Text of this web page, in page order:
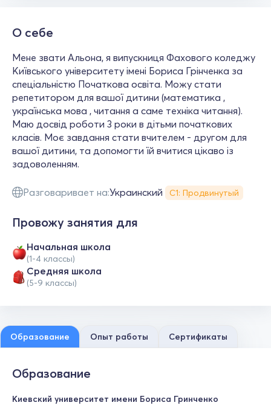
О себе
Мене звати Альона, я випускниця Фахового коледжу
Київського університету імені Бориса Грінченка за
спеціальністю Початкова освіта. Можу стати
репетитором для вашої дитини (математика ,
українська мова , читання а саме техніка читання).
Маю досвід роботи 3 роки в дітьми початкових
класів. Моє завдання стати вчителем - другом для
вашої дитини, та допомогти їй вчитися цікаво із
задоволенням.
Разговаривает на:Украинский С1: Продвинутый
Провожу занятия для
Начальная школа
(1-4 классы)
Средняя школа
(5-9 классы)
Образование Опыт работы Сертификаты
Образование
Киевский университет имени Бориса Гринченко